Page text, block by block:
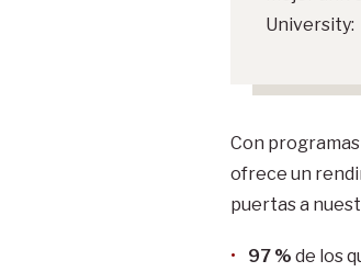
University:
Con
ofrece un
puertas a
97 % de los